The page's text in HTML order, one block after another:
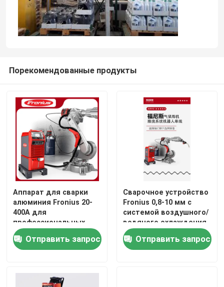
Порекомендованные продукты
Аппарат для сварки
алюминия Fronius 20-
400A для
профессиональных
сварщиков
Отправить запрос
Сварочное устройство
Fronius 0,8-10 мм с
системой воздушного/
водяного охлаждения
Отправить запрос